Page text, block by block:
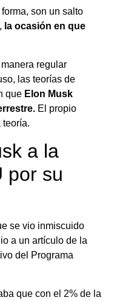
son un salto
la ocasión en que
regular
las teorías de
que Elon Musk
El propio
teoría.
a la
por su
se vio inmiscuido
a un artículo de la
del Programa
que con el 2% de la